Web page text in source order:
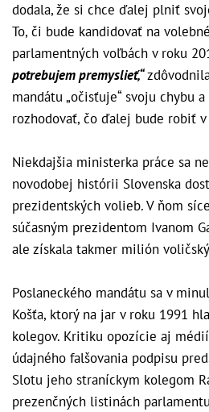
dodala, že si chce ďalej plniť
To, či bude kandidovať na
parlamentných voľbách v roku
potrebujem premyslieť,“
mandátu „očisťuje“ svoju chybu
rozhodovať, čo ďalej bude robiť
Niekdajšia ministerka práce sa
novodobej histórii Slovenska
prezidentských volieb. V ňom
súčasným prezidentom Ivanom
ale získala takmer milión
Poslaneckého mandátu sa v
Košťa, ktorý na jar v roku 1991
kolegov. Kritiku opozície aj
údajného falšovania podpisu
Slotu jeho straníckym kolegom
prezenčných listinách